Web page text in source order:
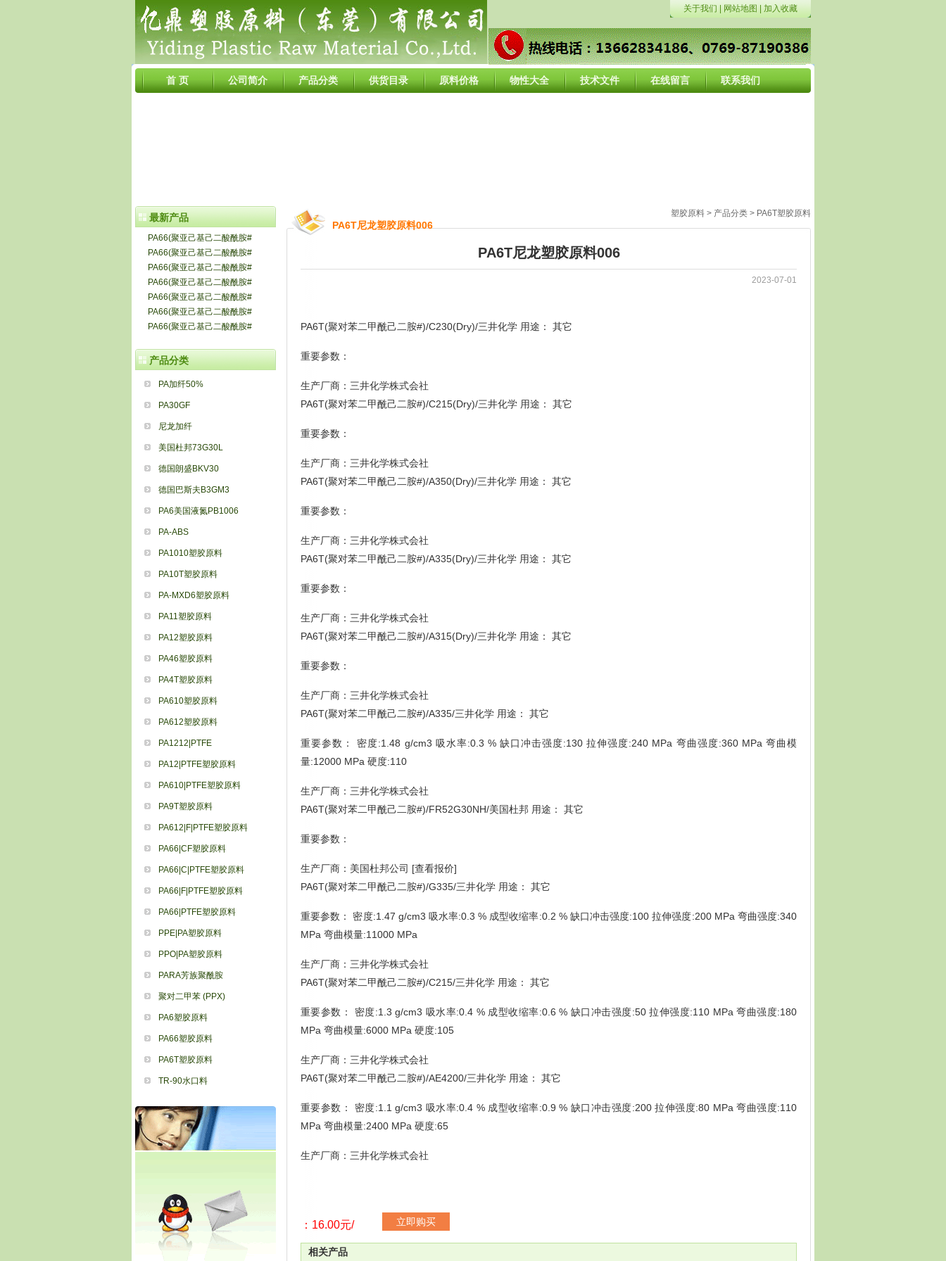
关于我们 网站地图 加入收藏
首 页 公司简介 产品分类 供货目录 原料价格 物性大全 技术文件 在线留言 联系我们
最新产品
PA66(聚亚己基己二酸酰胺#
PA66(聚亚己基己二酸酰胺#
PA66(聚亚己基己二酸酰胺#
PA66(聚亚己基己二酸酰胺#
PA66(聚亚己基己二酸酰胺#
PA66(聚亚己基己二酸酰胺#
PA66(聚亚己基己二酸酰胺#
产品分类
PA加纤50%
PA30GF
尼龙加纤
美国杜邦73G30L
德国朗盛BKV30
德国巴斯夫B3GM3
PA6美国液氮PB1006
PA-ABS
PA1010塑胶原料
PA10T塑胶原料
PA-MXD6塑胶原料
PA11塑胶原料
PA12塑胶原料
PA46塑胶原料
PA4T塑胶原料
PA610塑胶原料
PA612塑胶原料
PA1212|PTFE
PA12|PTFE塑胶原料
PA610|PTFE塑胶原料
PA9T塑胶原料
PA612|F|PTFE塑胶原料
PA66|CF塑胶原料
PA66|C|PTFE塑胶原料
PA66|F|PTFE塑胶原料
PA66|PTFE塑胶原料
PPE|PA塑胶原料
PPO|PA塑胶原料
PARA芳族聚酰胺
聚对二甲苯 (PPX)
PA6塑胶原料
PA66塑胶原料
PA6T塑胶原料
TR-90水口料
塑胶原料 > 产品分类 > PA6T塑胶原料
PA6T尼龙塑胶原料006
PA6T尼龙塑胶原料006
2023-07-01
PA6T(聚对苯二甲酰己二胺#)/C230(Dry)/三井化学 用途： 其它
重要参数：
生产厂商：三井化学株式会社
PA6T(聚对苯二甲酰己二胺#)/C215(Dry)/三井化学 用途： 其它
重要参数：
生产厂商：三井化学株式会社
PA6T(聚对苯二甲酰己二胺#)/A350(Dry)/三井化学 用途： 其它
重要参数：
生产厂商：三井化学株式会社
PA6T(聚对苯二甲酰己二胺#)/A335(Dry)/三井化学 用途： 其它
重要参数：
生产厂商：三井化学株式会社
PA6T(聚对苯二甲酰己二胺#)/A315(Dry)/三井化学 用途： 其它
重要参数：
生产厂商：三井化学株式会社
PA6T(聚对苯二甲酰己二胺#)/A335/三井化学 用途： 其它
重要参数： 密度:1.48 g/cm3 吸水率:0.3 % 缺口冲击强度:130 拉伸强度:240 MPa 弯曲强度:360 MPa 弯曲模
量:12000 MPa 硬度:110
生产厂商：三井化学株式会社
PA6T(聚对苯二甲酰己二胺#)/FR52G30NH/美国杜邦 用途： 其它
重要参数：
生产厂商：美国杜邦公司 [查看报价]
PA6T(聚对苯二甲酰己二胺#)/G335/三井化学 用途： 其它
重要参数： 密度:1.47 g/cm3 吸水率:0.3 % 成型收缩率:0.2 % 缺口冲击强度:100 拉伸强度:200 MPa 弯曲强度:340
MPa 弯曲模量:11000 MPa
生产厂商：三井化学株式会社
PA6T(聚对苯二甲酰己二胺#)/C215/三井化学 用途： 其它
重要参数： 密度:1.3 g/cm3 吸水率:0.4 % 成型收缩率:0.6 % 缺口冲击强度:50 拉伸强度:110 MPa 弯曲强度:180
MPa 弯曲模量:6000 MPa 硬度:105
生产厂商：三井化学株式会社
PA6T(聚对苯二甲酰己二胺#)/AE4200/三井化学 用途： 其它
重要参数： 密度:1.1 g/cm3 吸水率:0.4 % 成型收缩率:0.9 % 缺口冲击强度:200 拉伸强度:80 MPa 弯曲强度:110
MPa 弯曲模量:2400 MPa 硬度:65
生产厂商：三井化学株式会社
：16.00元/ 立即购买
相关产品